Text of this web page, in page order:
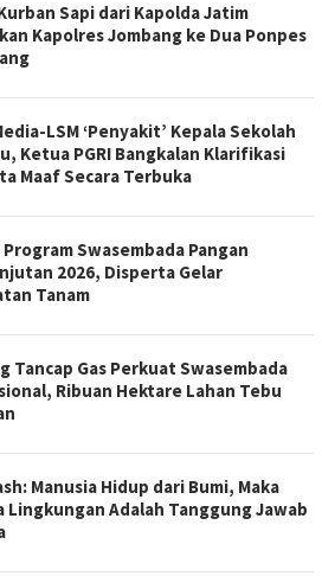
Sapi dari Kapolda Jatim
Kapolres Jombang ke Dua Ponpes
LSM ‘Penyakit’ Kepala Sekolah
Ketua PGRI Bangkalan Klarifikasi
Maaf Secara Terbuka
Swasembada Pangan
2026, Disperta Gelar
Tanam
Tancap Gas Perkuat Swasembada
Ribuan Hektare Lahan Tebu
Manusia Hidup dari Bumi, Maka
Lingkungan Adalah Tanggung Jawab